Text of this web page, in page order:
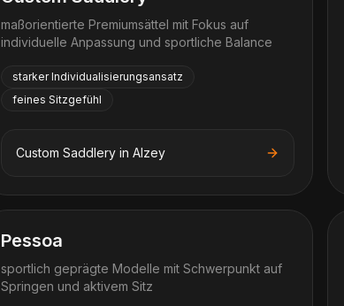
maßorientierte Premiumsättel mit Fokus auf
individuelle Anpassung und sportliche Balance
starker Individualisierungsansatz
feines Sitzgefühl
Custom Saddlery inAlzey
Pessoa
sportlich geprägte Modelle mit Schwerpunkt auf
Springen und aktivem Sitz